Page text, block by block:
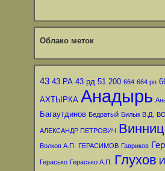
Облако меток
43 43 РА 43 рд 51 200 664 664 рп
АХТЫРКА Анадырь
Багаутдинов Бедратый Билык В.Д.
АЛЕКСАНДР ПЕТРОВИЧ
Волков А.П. ГЕРАСИМОВ Гавриков
Герасько Герасько А.П. Глухов